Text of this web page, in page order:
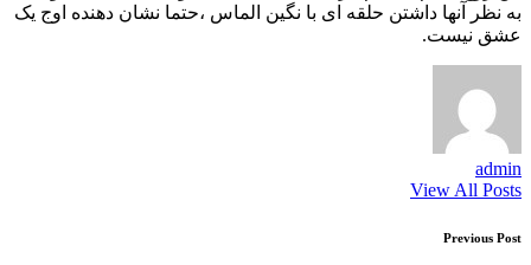
به نظر آنها داشتن حلقه ای با نگین الماس ،حتما نشان دهنده اوج یک
عشق نیست.
admin
View All Posts
Post
Previous Post